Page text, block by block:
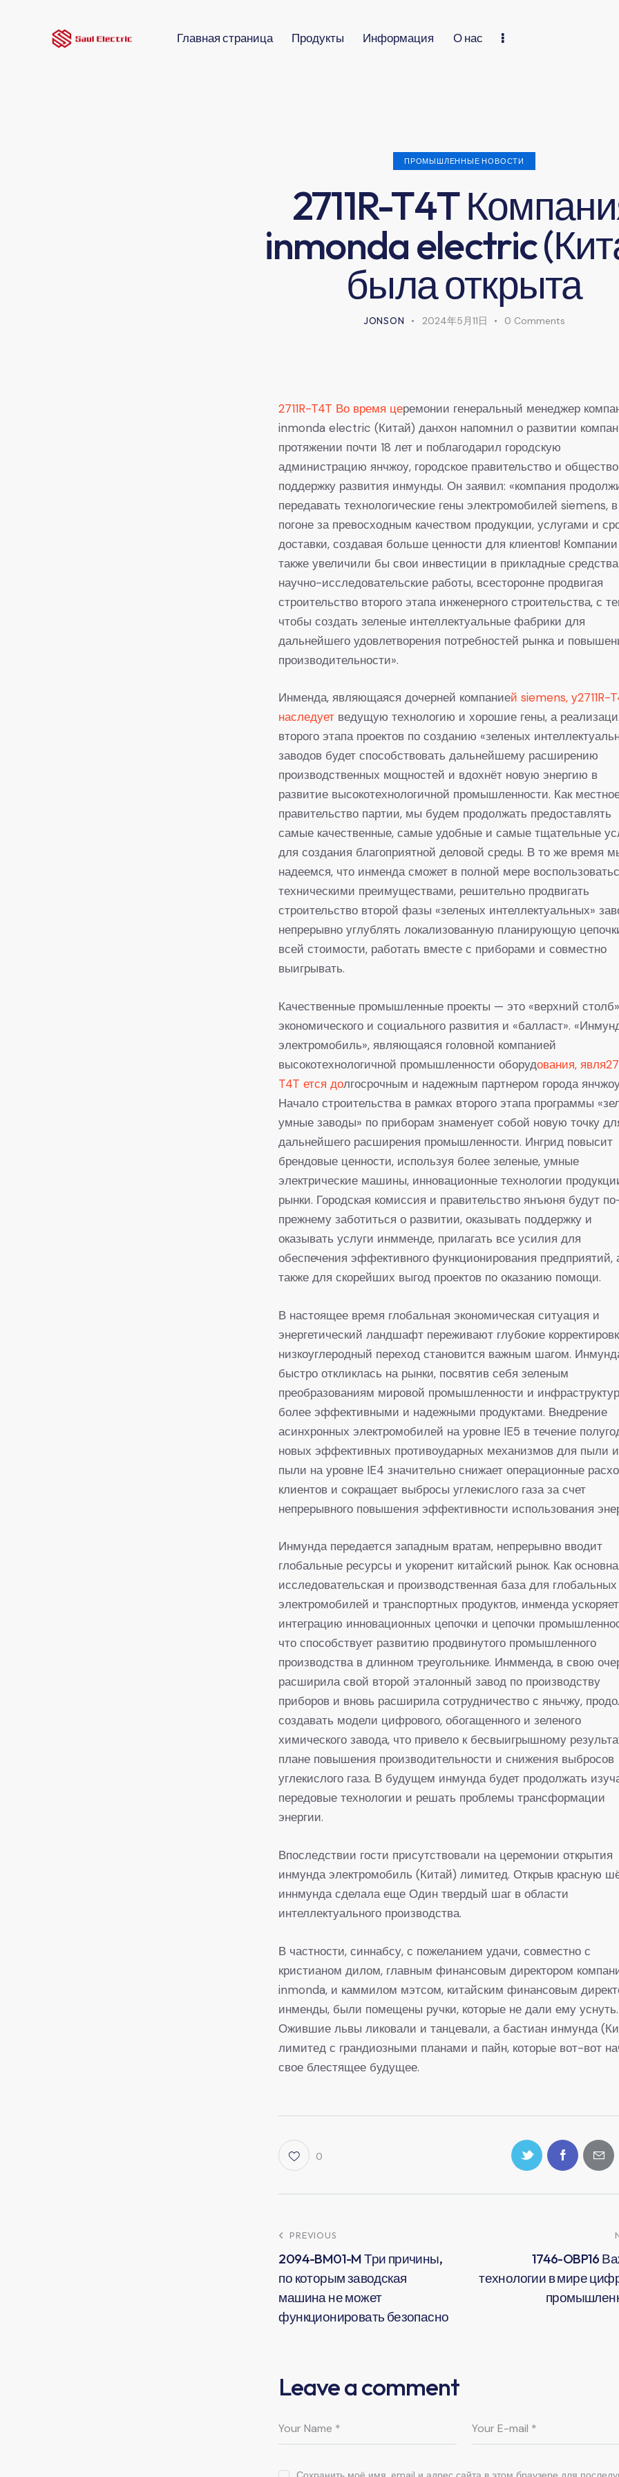
Главная страница Продукты Информация О нас
ПРОМЫШЛЕННЫЕ НОВОСТИ
2711R-T4T
inmonda electric
была открыта
JONSON 2024年5月11日 0 Comments
2711R-T4T Во время церемонии генеральный менеджер
inmonda electric (Китай) данхон напомнил о развитии
протяжении почти 18 лет и поблагодарил городскую
администрацию янчжоу, городское правительство и
поддержку развития инмунды. Он заявил: «компания
передавать технологические гены электромобилей siemens, в
погоне за превосходным качеством продукции, услугами и
доставки, создавая больше ценности для клиентов! Компании
также увеличили бы свои инвестиции в прикладные
научно-исследовательские работы, всесторонне продвигая
строительство второго этапа инженерного строительства, с
чтобы создать зеленые интеллектуальные фабрики для
дальнейшего удовлетворения потребностей рынка и
производительности».
Инменда, являющаяся дочерней компанией siemens, у2711R-
наследует ведущую технологию и хорошие гены, а
второго этапа проектов по созданию «зеленых
заводов будет способствовать дальнейшему расширению
производственных мощностей и вдохнёт новую энергию в
развитие высокотехнологичной промышленности. Как
правительство партии, мы будем продолжать предоставлять
самые качественные, самые удобные и самые тщательные
для создания благоприятной деловой среды. В то же время
надеемся, что инменда сможет в полной мере
техническими преимуществами, решительно продвигать
строительство второй фазы «зеленых интеллектуальных»
непрерывно углублять локализованную планирующую
всей стоимости, работать вместе с приборами и совместно
выигрывать.
Качественные промышленные проекты — это «верхний столб»
экономического и социального развития и «балласт».
электромобиль», являющаяся головной компанией
высокотехнологичной промышленности оборудования,
T4T ется долгосрочным и надежным партнером города
Начало строительства в рамках второго этапа программы
умные заводы» по приборам знаменует собой новую точку
дальнейшего расширения промышленности. Ингрид повысит
брендовые ценности, используя более зеленые, умные
электрические машины, инновационные технологии
рынки. Городская комиссия и правительство янъюня будут
прежнему заботиться о развитии, оказывать поддержку и
оказывать услуги инмменде, прилагать все усилия для
обеспечения эффективного функционирования предприятий,
также для скорейших выгод проектов по оказанию помощи.
В настоящее время глобальная экономическая ситуация и
энергетический ландшафт переживают глубокие
низкоуглеродный переход становится важным шагом.
быстро откликлась на рынки, посвятив себя зеленым
преобразованиям мировой промышленности и
более эффективными и надежными продуктами. Внедрение
асинхронных электромобилей на уровне IE5 в течение
новых эффективных противоударных механизмов для пыли и
пыли на уровне IE4 значительно снижает операционные
клиентов и сокращает выбросы углекислого газа за счет
непрерывного повышения эффективности использования
Инмунда передается западным вратам, непрерывно вводит
глобальные ресурсы и укоренит китайский рынок. Как
исследовательская и производственная база для глобальных
электромобилей и транспортных продуктов, инменда ускоряет
интеграцию инновационных цепочки и цепочки
что способствует развитию продвинутого промышленного
производства в длинном треугольнике. Инмменда, в свою
расширила свой второй эталонный завод по производству
приборов и вновь расширила сотрудничество с яньчжу,
создавать модели цифрового, обогащенного и зеленого
химического завода, что привело к бесвыигрышному
плане повышения производительности и снижения выбросов
углекислого газа. В будущем инмунда будет продолжать
передовые технологии и решать проблемы трансформации
энергии.
Впоследствии гости присутствовали на церемонии открытия
инмунда электромобиль (Китай) лимитед. Открыв красную
иннмунда сделала еще Один твердый шаг в области
интеллектуального производства.
В частности, синнабсу, с пожеланием удачи, совместно с
кристианом дилом, главным финансовым директором
inmonda, и каммилом мэтсом, китайским финансовым
инменды, были помещены ручки, которые не дали ему уснуть.
Ожившие львы ликовали и танцевали, а бастиан инмунда
лимитед с грандиозными планами и пайн, которые вот-вот
свое блестящее будущее.
0
PREVIOUS
2094-BM01-M Три причины,
по которым заводская
машина не может
функционировать безопасно
1746-OBP16
технологии в мире
Leave a comment